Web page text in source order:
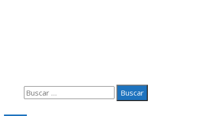
Buscar: